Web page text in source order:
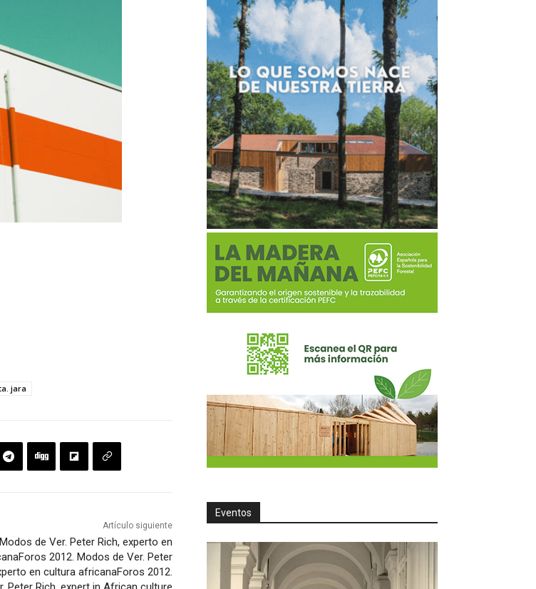
jara
Artículo siguiente
de Ver. Peter Rich, experto en
Foros 2012. Modos de Ver. Peter
en cultura africanaForos 2012.
Eventos